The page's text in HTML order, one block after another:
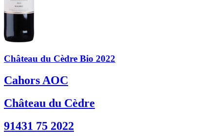
Château du Cèdre Bio 2022
Cahors AOC
Château du Cèdre
91431 75 2022